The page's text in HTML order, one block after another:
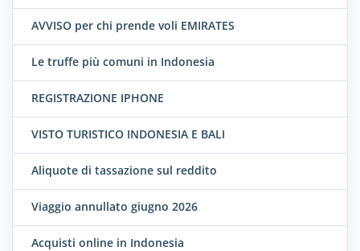
AVVISO per chi prende voli EMIRATES
Le truffe più comuni in Indonesia
REGISTRAZIONE IPHONE
VISTO TURISTICO INDONESIA E BALI
Aliquote di tassazione sul reddito
Viaggio annullato giugno 2026
Acquisti online in Indonesia